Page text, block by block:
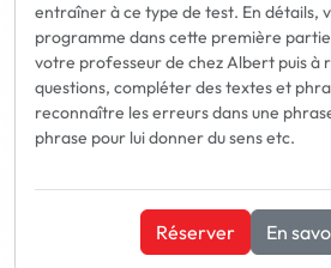
entraîner à ce type de test. En détails,
programme dans cette première
votre professeur de chez Albert puis à
questions, compléter des textes et
reconnaître les erreurs dans une
phrase pour lui donner du sens etc.
Réserver En